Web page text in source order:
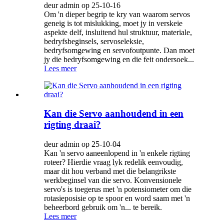
deur admin op 25-10-16
Om 'n dieper begrip te kry van waarom servos
geneig is tot mislukking, moet jy in verskeie
aspekte delf, insluitend hul struktuur, materiale,
bedryfsbeginsels, servoseleksie,
bedryfsomgewing en servofoutpunte. Dan moet
jy die bedryfsomgewing en die feit ondersoek...
Lees meer
Kan die Servo aanhoudend in een
rigting draai?
deur admin op 25-10-04
Kan 'n servo aaneenlopend in 'n enkele rigting
roteer? Hierdie vraag lyk redelik eenvoudig,
maar dit hou verband met die belangrikste
werkbeginsel van die servo. Konvensionele
servo's is toegerus met 'n potensiometer om die
rotasieposisie op te spoor en word saam met 'n
beheerbord gebruik om 'n... te bereik.
Lees meer